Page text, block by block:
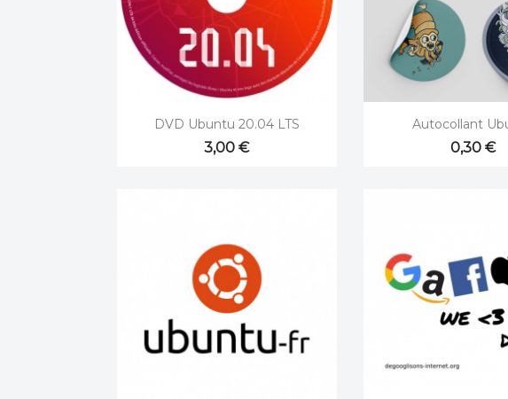
 Aperçu rapide
DVD Ubuntu 20.04 LTS
3,00 €
Aperçu
Autocollant
0,30 €